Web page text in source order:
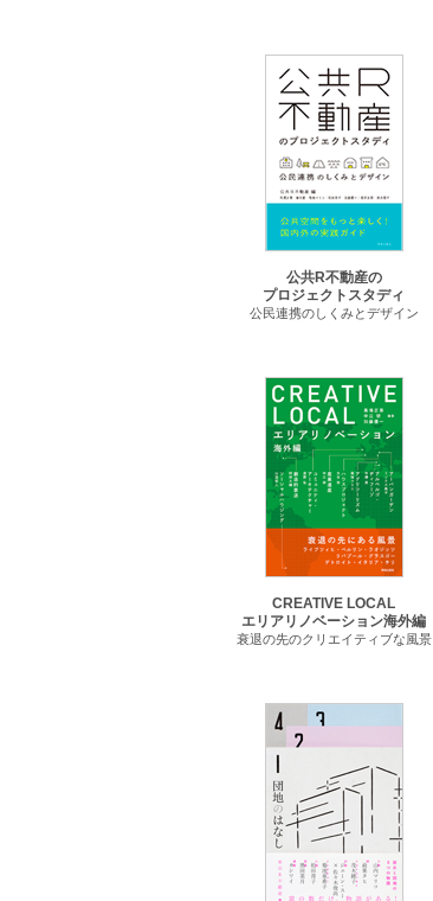
公共R不動産の
プロジェクトスタディ
公民連携のしくみとデザイン
CREATIVE LOCAL
エリアリノベーション海外編
衰退の先のクリエイティブな風景